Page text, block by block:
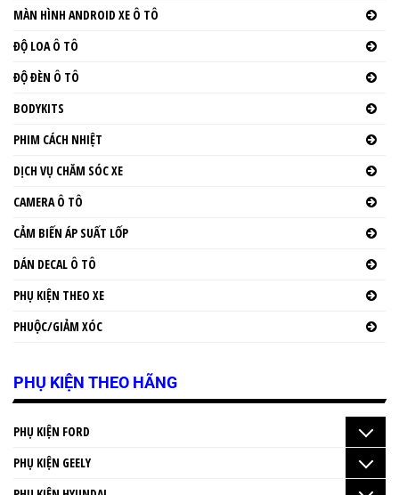
MÀN HÌNH ANDROID XE Ô TÔ
ĐỘ LOA Ô TÔ
ĐỘ ĐÈN Ô TÔ
BODYKITS
PHIM CÁCH NHIỆT
DỊCH VỤ CHĂM SÓC XE
CAMERA Ô TÔ
CẢM BIẾN ÁP SUẤT LỐP
DÁN DECAL Ô TÔ
PHỤ KIỆN THEO XE
PHUỘC/GIẢM XÓC
PHỤ KIỆN THEO HÃNG
PHỤ KIỆN FORD
PHỤ KIỆN GEELY